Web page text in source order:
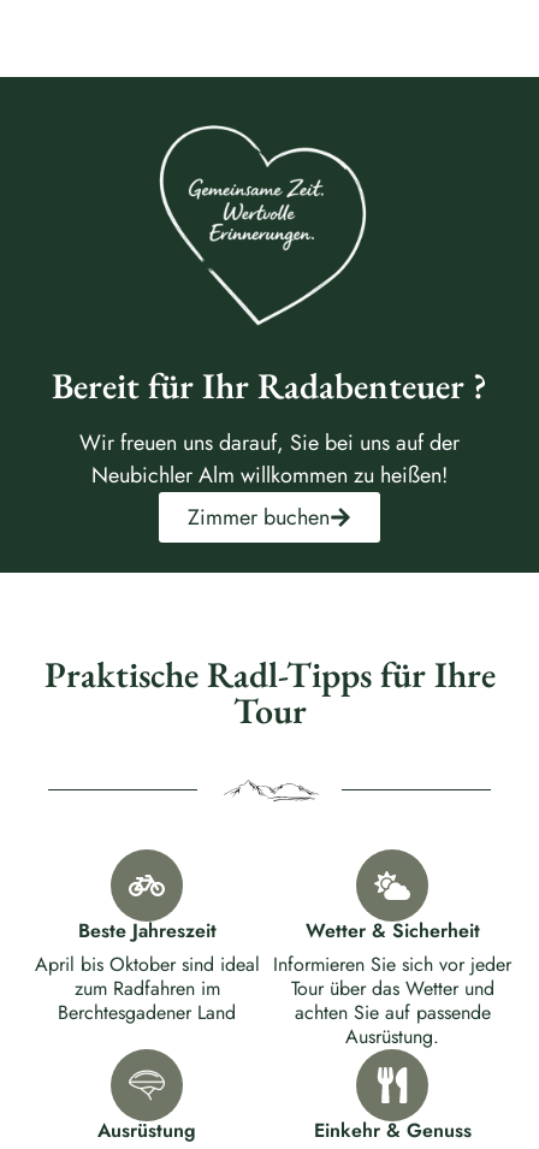
Bereit für Ihr Radabenteuer ?
Wir freuen uns darauf, Sie bei uns auf der
Neubichler Alm willkommen zu heißen!
Zimmer buchen
Praktische Radl-Tipps für Ihre
Tour
Beste Jahreszeit
April bis Oktober sind ideal
zum Radfahren im
Berchtesgadener Land
Wetter & Sicherheit
Informieren Sie sich vor jeder
Tour über das Wetter und
achten Sie auf passende
Ausrüstung.
Ausrüstung
Einkehr & Genuss